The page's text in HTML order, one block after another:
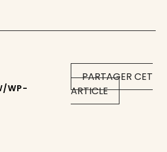
PARTAGER CET
ARTICLE
WP-